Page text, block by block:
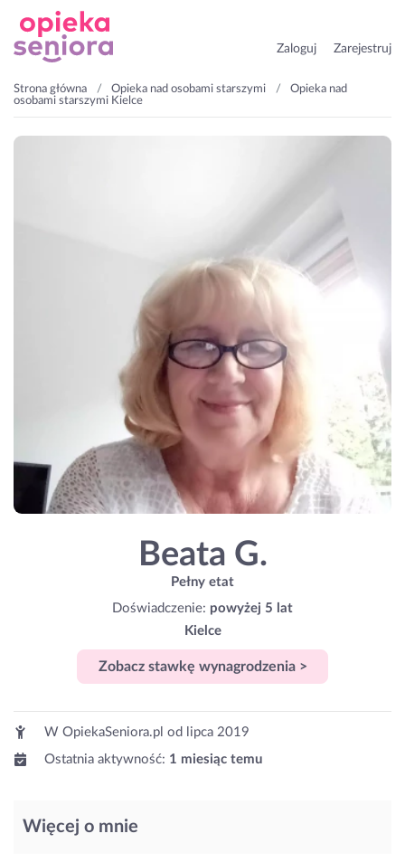
Zaloguj Zarejestruj
Strona główna Opieka nad osobami starszymi
Opieka nad
osobami starszymi Kielce
Beata G.
Pełny etat
Doświadczenie: powyżej 5 lat
Kielce
Zobacz stawkę wynagrodzenia >
W OpiekaSeniora.pl od
lipca 2019
Ostatnia aktywność: 1 miesiąc temu
Więcej o mnie